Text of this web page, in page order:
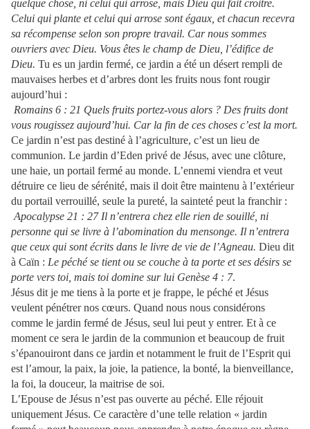
quelque chose, ni celui qui arrose, mais Dieu qui fait croitre.
Celui qui plante et celui qui arrose sont égaux, et chacun recevra
sa récompense selon son propre travail. Car nous sommes
ouvriers avec Dieu. Vous êtes le champ de Dieu, l’édifice de
Dieu. Tu es un jardin fermé, ce jardin a été un désert rempli de
mauvaises herbes et d’arbres dont les fruits nous font rougir
aujourd’hui :
Romains 6 : 21 Quels fruits portez-vous alors ? Des fruits dont
vous rougissez aujourd’hui. Car la fin de ces choses c’est la mort.
Ce jardin n’est pas destiné à l’agriculture, c’est un lieu de
communion. Le jardin d’Eden privé de Jésus, avec une clôture,
une haie, un portail fermé au monde. L’ennemi viendra et veut
détruire ce lieu de sérénité, mais il doit être maintenu à l’extérieur
du portail verrouillé, seule la pureté, la sainteté peut la franchir :
Apocalypse 21 : 27 Il n’entrera chez elle rien de souillé, ni
personne qui se livre à l’abomination du mensonge. Il n’entrera
que ceux qui sont écrits dans le livre de vie de l’Agneau. Dieu dit
à Caïn : Le péché se tient ou se couche à ta porte et ses désirs se
porte vers toi, mais toi domine sur lui Genèse 4 : 7.
Jésus dit je me tiens à la porte et je frappe, le péché et Jésus
veulent pénétrer nos cœurs. Quand nous nous considérons
comme le jardin fermé de Jésus, seul lui peut y entrer. Et à ce
moment ce sera le jardin de la communion et beaucoup de fruit
s’épanouiront dans ce jardin et notamment le fruit de l’Esprit qui
est l’amour, la paix, la joie, la patience, la bonté, la bienveillance,
la foi, la douceur, la maitrise de soi.
L’Epouse de Jésus n’est pas ouverte au péché. Elle réjouit
uniquement Jésus. Ce caractère d’une telle relation « jardin